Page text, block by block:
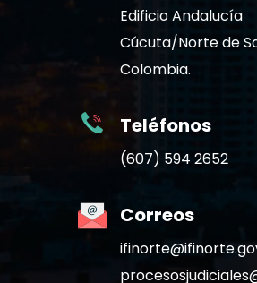
Edificio Andalucía
Cúcuta/Norte de
Colombia.
Teléfonos
(607) 594 2652
Correos